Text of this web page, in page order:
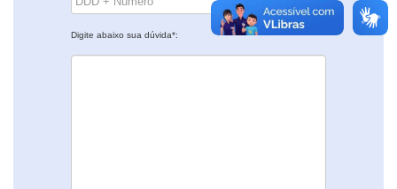
Digite abaixo sua dúvida*: